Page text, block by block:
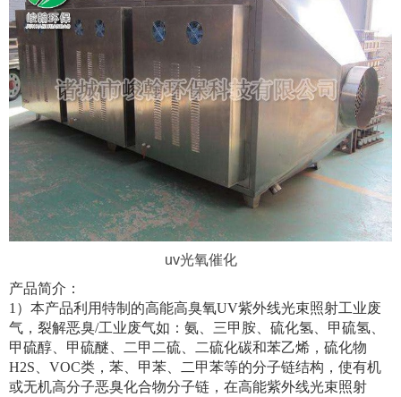
uv光氧催化
产品简介：
1）本产品利用特制的高能高臭氧UV紫外线光束照射工业废
气，裂解恶臭/工业废气如：氨、三甲胺、硫化氢、甲硫氢、
甲硫醇、甲硫醚、二甲二硫、二硫化碳和苯乙烯，硫化物
H2S、VOC类，苯、甲苯、二甲苯等的分子链结构，使有机
或无机高分子恶臭化合物分子链，在高能紫外线光束照射